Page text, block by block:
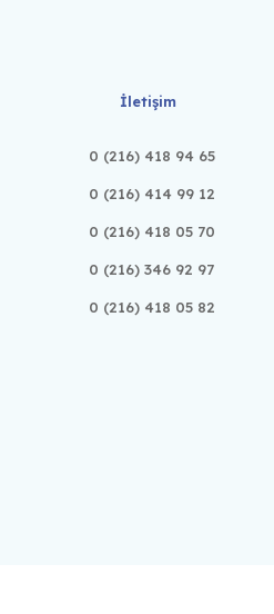
İletişim
0 (216) 418 94 65
0 (216) 414 99 12
0 (216) 418 05 70
0 (216) 346 92 97
0 (216) 418 05 82